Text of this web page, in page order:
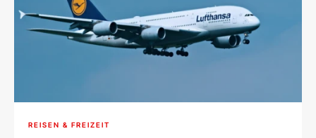
REISEN & FREIZEIT